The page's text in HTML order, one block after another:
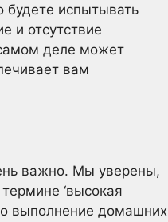
будете испытывать
и отсутствие
деле может
вам
важно. Мы уверены,
‘высокая
выполнение домашних